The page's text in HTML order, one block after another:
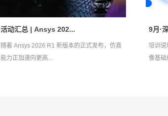
活动汇总 | Ansys 202...
随着 Ansys 2026 R1 新版本的正式发布，仿真
能力正加速向更高...
9月·
培训说
像基础